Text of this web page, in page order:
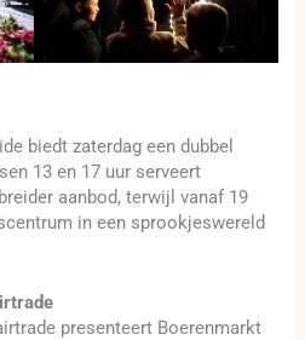
biedt zaterdag een dubbel
13 en 17 uur serveert
aanbod, terwijl vanaf 19
in een sprookjeswereld
presenteert Boerenmarkt